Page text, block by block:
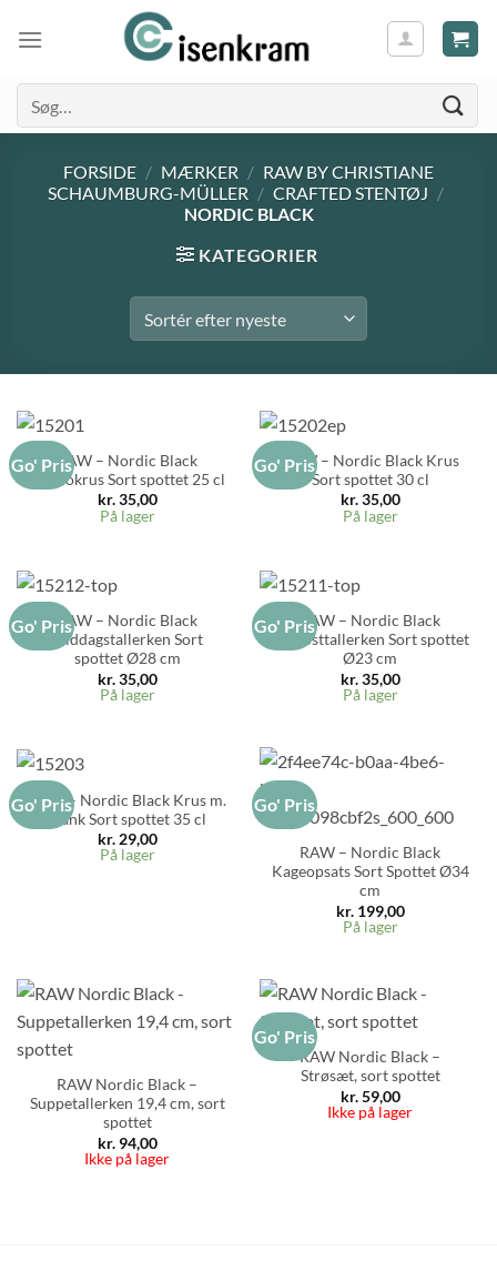
efter:
FORSIDE / MÆRKER / RAW BY CHRISTIANE
SCHAUMBURG-MÜLLER / CRAFTED STENTØJ /
NORDIC BLACK
KATEGORIER
Go' PrisRAW – Nordic Black
Termokrus Sort spottet 25 cl
kr.35,00
På lager
Go' PrisRAW – Nordic Black Krus
Sort spottet 30 cl
kr.35,00
På lager
Go' PrisRAW – Nordic Black
Middagstallerken Sort
spottet Ø28 cm
kr.35,00
På lager
Go' PrisRAW – Nordic Black
Frokosttallerken Sort spottet
Ø23 cm
kr.35,00
På lager
Go' Pris
RAW – Nordic Black Krus m.
Hank Sort spottet 35 cl
kr.29,00
På lager
Go' Pris
RAW – Nordic Black
Kageopsats Sort Spottet Ø34
cm
kr.199,00
På lager
RAW Nordic Black –
Suppetallerken 19,4 cm, sort
spottet
kr.94,00
Ikke på lager
Go' Pris
RAW Nordic Black –
Strøsæt, sort spottet
kr.59,00
Ikke på lager